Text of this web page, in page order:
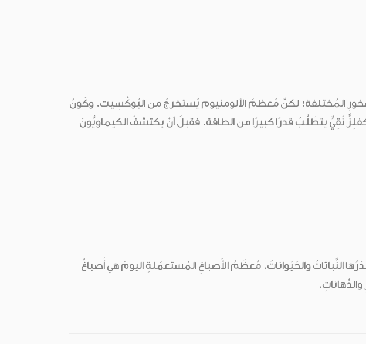
الصُّخورِ المُختلفة؛ لكنَّ مُعظمَ الألومنيوم يُستخرجُ من البُوكْسِيت. وكَونُ
نَقِيٍّ يتطَلَّبُ قدرًا كبيرًا من الطاقة. فقبلَ أنْ يكتشفَ الكيماويُّونَ
النَّباتاتُ والحَيَواناتُ. مُعظَمُ الأَصباغِ المُستعمَلةِ اليومَ هي أَصباغٌ